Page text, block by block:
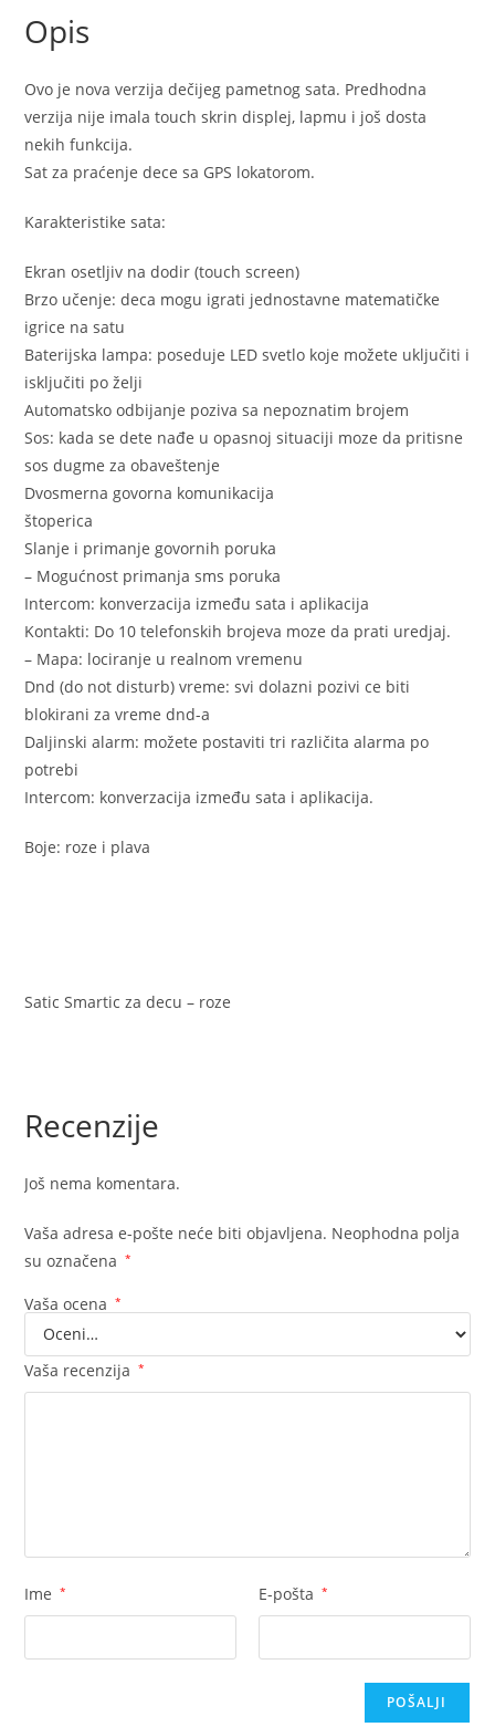
Opis
Ovo je nova verzija dečijeg pametnog sata. Predhodna
verzija nije imala touch skrin displej, lapmu i još dosta
nekih funkcija.
Sat za praćenje dece sa GPS lokatorom.
Karakteristike sata:
Ekran osetljiv na dodir (touch screen)
Brzo učenje: deca mogu igrati jednostavne matematičke
igrice na satu
Baterijska lampa: poseduje LED svetlo koje možete uključiti i
isključiti po želji
Automatsko odbijanje poziva sa nepoznatim brojem
Sos: kada se dete nađe u opasnoj situaciji moze da pritisne
sos dugme za obaveštenje
Dvosmerna govorna komunikacija
štoperica
Slanje i primanje govornih poruka
– Mogućnost primanja sms poruka
Intercom: konverzacija između sata i aplikacija
Kontakti: Do 10 telefonskih brojeva moze da prati uredjaj.
– Mapa: lociranje u realnom vremenu
Dnd (do not disturb) vreme: svi dolazni pozivi ce biti
blokirani za vreme dnd-a
Daljinski alarm: možete postaviti tri različita alarma po
potrebi
Intercom: konverzacija između sata i aplikacija.
Boje: roze i plava
Satic Smartic za decu – roze
Recenzije
Još nema komentara.
Vaša adresa e-pošte neće biti objavljena. Neophodna polja
su označena
*
Vaša ocena *
Vaša recenzija *
Ime * E-pošta *